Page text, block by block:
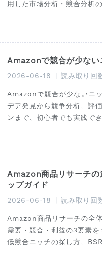
用した市場分析・競合分析
Amazonで競合が少ない
2026-06-18 読み取り回
Amazonで競合が少ないニ
デア発見から競争分析、評
ンまで、初心者でも実践で
Amazon商品リサーチの
ップガイド
2026-06-18 読み取り回
Amazon商品リサーチの全
需要・競合・利益の3要素
低競合ニッチの探し方、